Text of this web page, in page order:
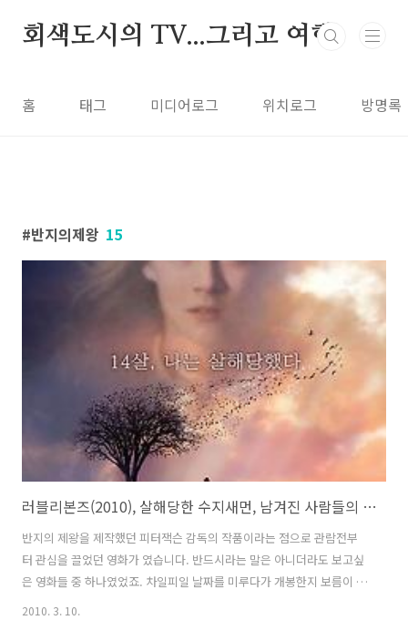
회색도시의 TV...그리고 여행
홈 태그 미디어로그 위치로그 방명록
반지의제왕 15
러블리본즈(2010), 살해당한 수지새먼, 남겨진 사람들의 슬픔에 눈물났다
반지의 제왕을 제작했던 피터잭슨 감독의 작품이라는 점으로 관람전부
터 관심을 끌었던 영화가 였습니다. 반드시라는 말은 아니더라도 보고싶
은 영화들 중 하나였었죠. 차일피일 날짜를 미루다가 개봉한지 보름이 지
나서야 겨우 강남의 모 극장에서 관람하게 되었습니다. 영화를 관람하기
2010. 3. 10.